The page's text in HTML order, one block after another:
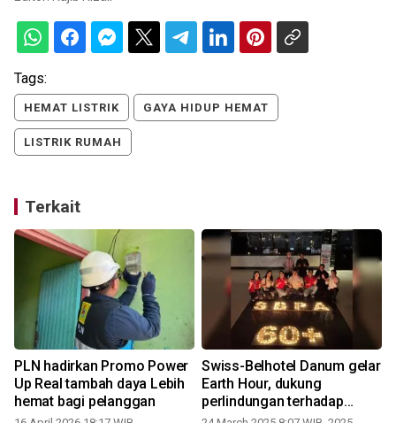
Tags:
HEMAT LISTRIK GAYA HIDUP HEMAT
LISTRIK RUMAH
Terkait
PLN hadirkan Promo Power
Up Real tambah daya Lebih
hemat bagi pelanggan
Swiss-Belhotel Danum gelar
Earth Hour, dukung
perlindungan terhadap
lingkungan